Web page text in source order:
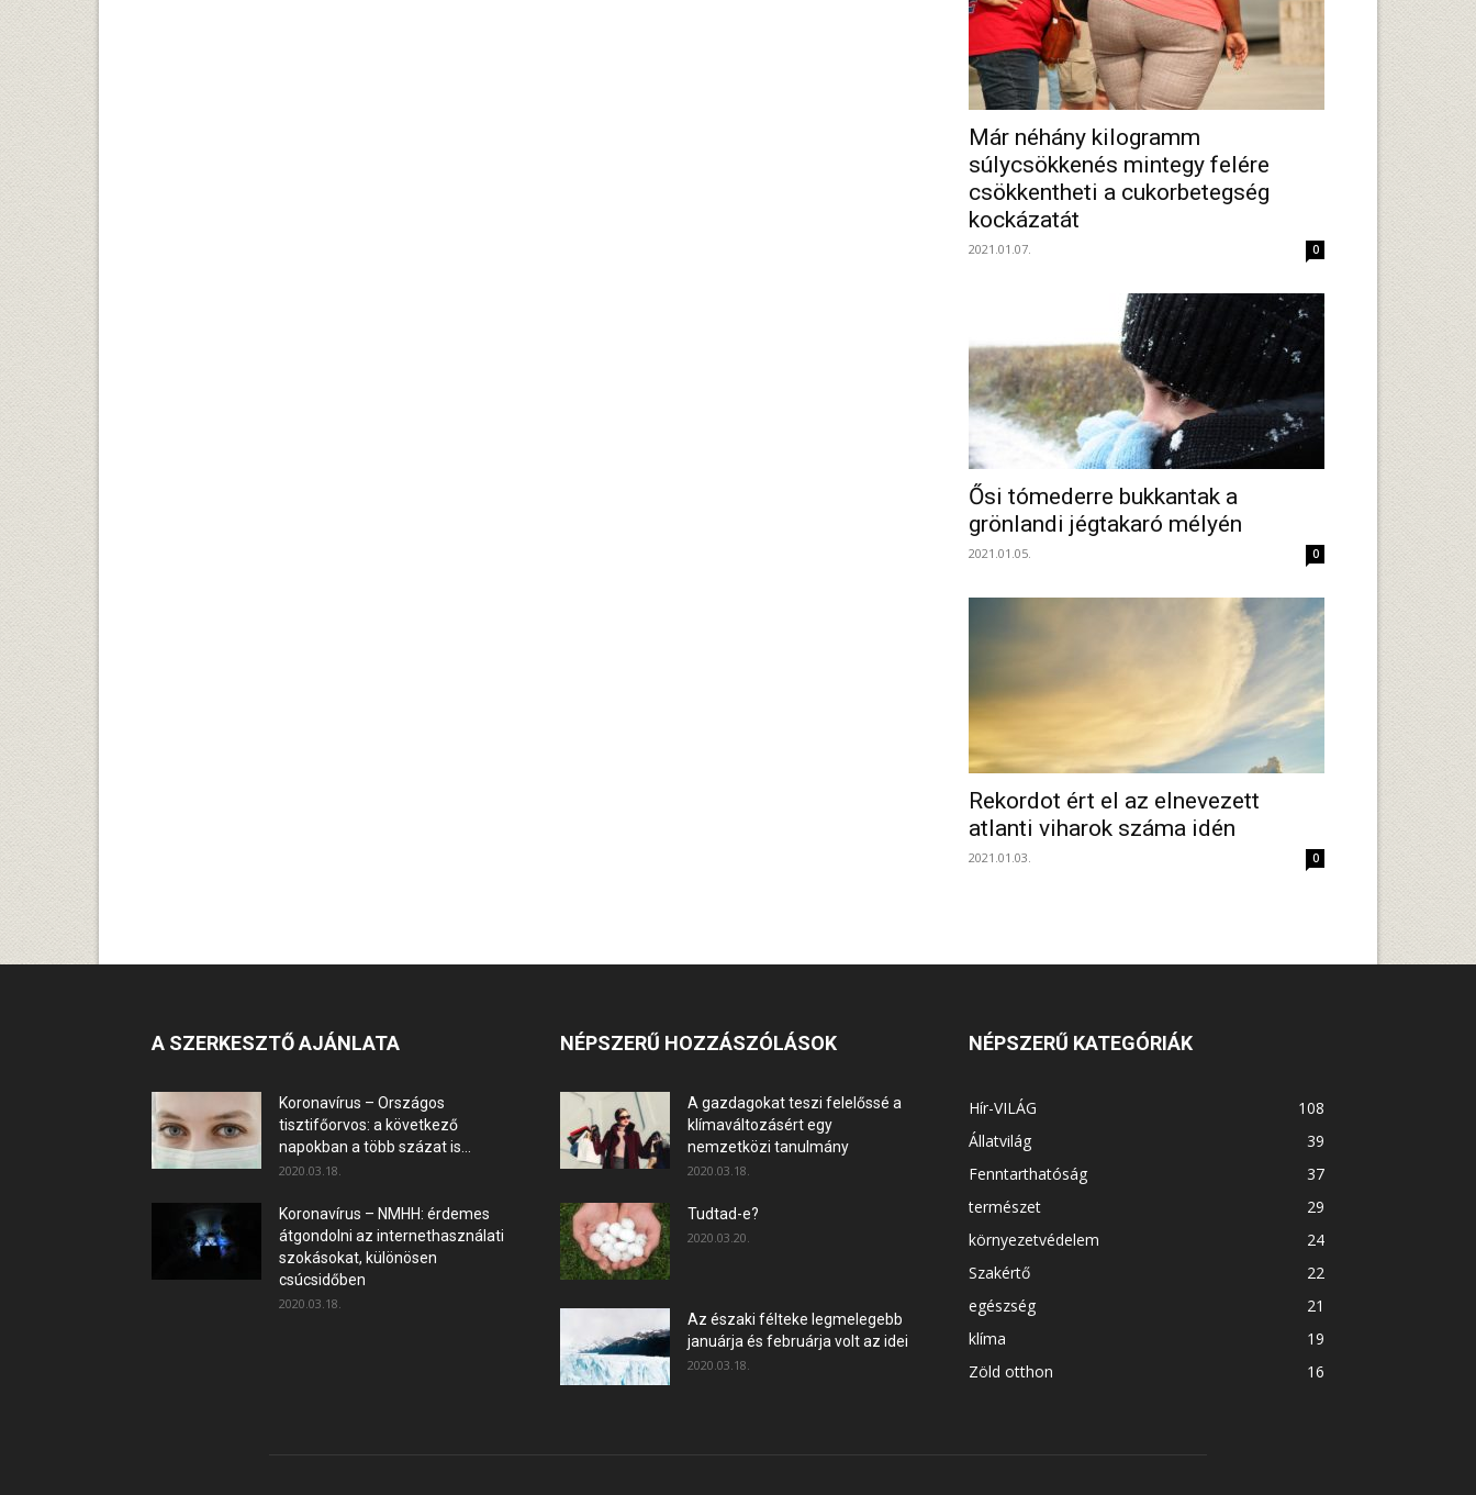
Már néhány kilogramm
súlycsökkenés mintegy felére
csökkentheti a cukorbetegség
kockázatát
2021.01.07. 0
Ősi tómederre bukkantak a
grönlandi jégtakaró mélyén
2021.01.05. 0
Rekordot ért el az elnevezett
atlanti viharok száma idén
2021.01.03. 0
A SZERKESZTŐ AJÁNLATA
Koronavírus – Országos
tisztifőorvos: a következő
napokban a több százat is...
2020.03.18.
Koronavírus – NMHH: érdemes
átgondolni az internethasználati
szokásokat, különösen
csúcsidőben
2020.03.18.
NÉPSZERŰ HOZZÁSZÓLÁSOK
A gazdagokat teszi felelőssé a
klímaváltozásért egy
nemzetközi tanulmány
2020.03.18.
Tudtad-e?
2020.03.20.
Az északi félteke legmelegebb
januárja és februárja volt az idei
2020.03.18.
NÉPSZERŰ KATEGÓRIÁK
Hír-VILÁG
108
Állatvilág
39
Fenntarthatóság
37
természet
29
környezetvédelem
24
Szakértő
22
egészség
21
klíma
19
Zöld otthon
16